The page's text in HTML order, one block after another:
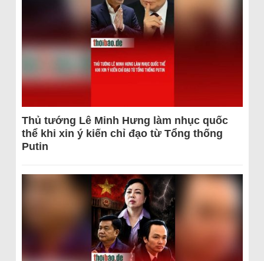
Thủ tướng Lê Minh Hưng làm nhục quốc
thể khi xin ý kiến chỉ đạo từ Tổng thống
Putin